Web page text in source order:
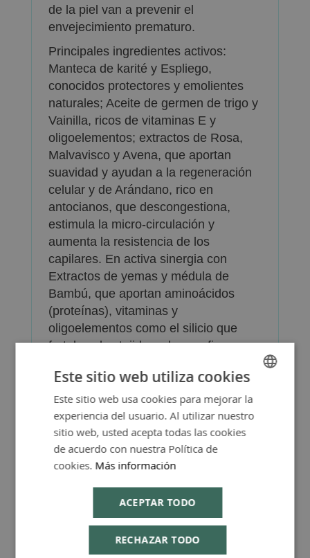
de la piel van a prevenir el
envejecimiento prematuro.
Principales ingredientes activos:
Manteca de karité y Espliego,
conocidos protectores y emolientes
naturales; Aceite de germen de trigo y
Vainilla, ricos de vitaminas E y
oligoelementos; extractos de Rosa,
Malvavisco y Avena, que aportan
suavidad y ayudan a la regeneración
celular y de Arándano, rico en
antocianos, que descongestiona,
estimula la micro-circulación y
aumenta la resistencia de los
capilares. En activa sinergia con
Extractos de yemas y médula de
Bambú, que aportan aminoácidos
(proteínas), vitaminas y
oligoelementos como el silicio que
fortalece los tejidos y les confiere
Incorpora aceites esenciales naturales
de suaves e incomparables aromas y
de acciones que preservan la
juventud de la piel y favorecen la
regulación de su temperatura.
La crema Facial Hidro Nutriente
Dulkamara Bamboo es apta para todo
tipo de piel, incluido contorno de ojos
y labios.
SPANISH
ENGLISH
Este sitio web utiliza cookies
Este sitio web usa cookies para mejorar la
experiencia del usuario. Al utilizar nuestro
sitio web, usted acepta todas las cookies
de acuerdo con nuestra Política de
cookies. Más información
ACEPTAR TODO
RECHAZAR TODO